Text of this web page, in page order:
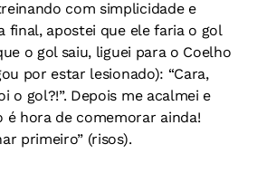
com simplicidade e
final, apostei que ele faria o gol
o gol saiu, liguei para o Coelho
por estar lesionado): “Cara,
o gol?!”. Depois me acalmei e
é hora de comemorar ainda!
primeiro” (risos).